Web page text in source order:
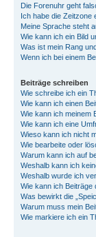
Die Forenuhr geht
Ich habe die Zeitzone
Meine Sprache steht
Wie kann ich ein Bild
Was ist mein Rang
Wenn ich bei einem
Beiträge schreiben
Wie schreibe ich ein
Wie kann ich einen
Wie kann ich meinem
Wie kann ich eine
Wieso kann ich nicht
Wie bearbeite oder
Warum kann ich auf
Weshalb kann ich
Weshalb wurde ich
Wie kann ich Beiträge
Was bewirkt die
Warum muss mein
Wie markiere ich ein